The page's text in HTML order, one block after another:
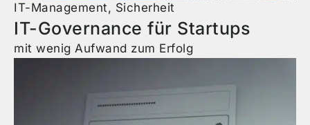
IT-Management, Sicherheit
IT-Governance für Startups
mit wenig Aufwand zum Erfolg